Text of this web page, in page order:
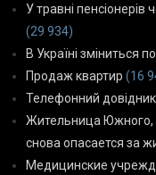
У травні пенсіонерів
(29 934)
В Україні зміниться
Продаж квартир (16
Телефонний довідник
Жительница Южного,
снова опасается за
Медицинские